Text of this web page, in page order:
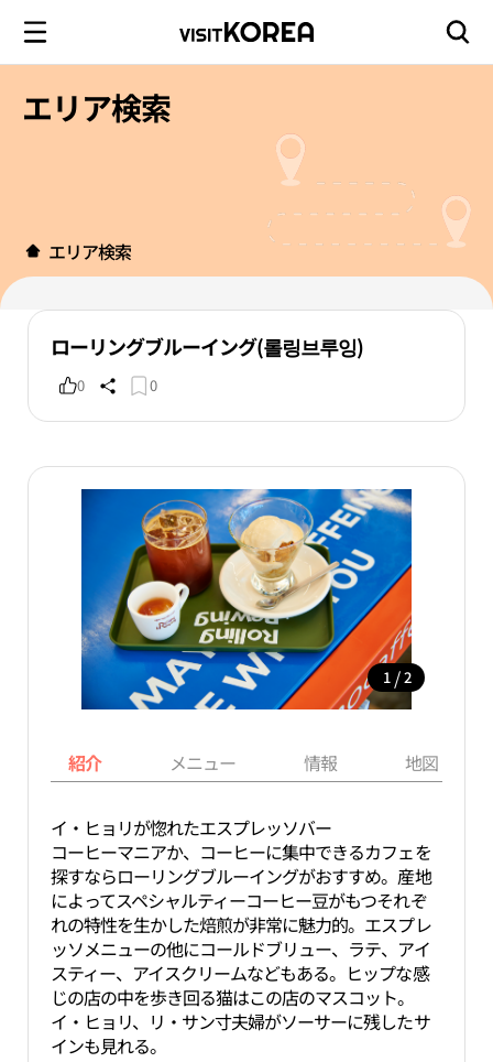
エリア検索
エリア検索
ローリングブルーイング(롤링브루잉)
0 0
1 / 2
紹介 メニュー 情報 地図
イ・ヒョリが惚れたエスプレッソバー
コーヒーマニアか、コーヒーに集中できるカフェを
探すならローリングブルーイングがおすすめ。産地
によってスペシャルティーコーヒー豆がもつそれぞ
れの特性を生かした焙煎が非常に魅力的。エスプレ
ッソメニューの他にコールドブリュー、ラテ、アイ
スティー、アイスクリームなどもある。ヒップな感
じの店の中を歩き回る猫はこの店のマスコット。
イ・ヒョリ、リ・サン寸夫婦がソーサーに残したサ
インも見れる。